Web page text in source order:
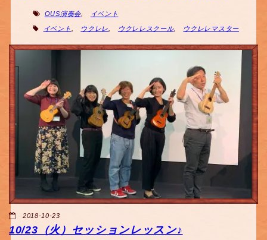
OUS演奏会, イベント
イベント ウクレレ ウクレレスクール, ウクレレマスター
2018-10-23
10/23（火）セッションレッスン♪